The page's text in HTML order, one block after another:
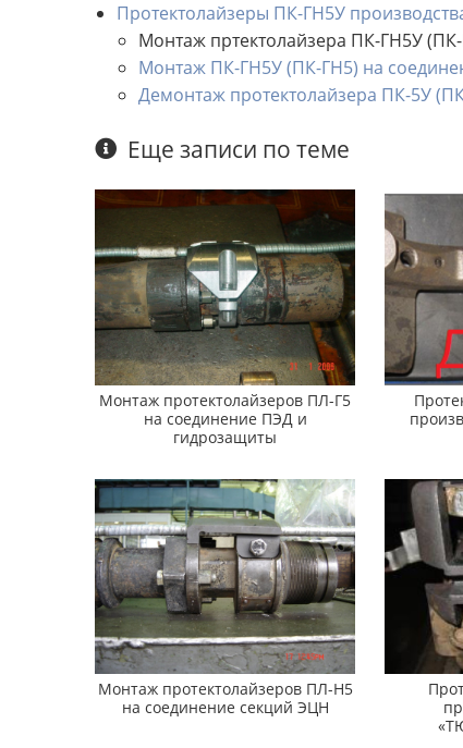
Протектолайзеры ПК-ГН5У
Монтаж пртектолайзера ПК-ГН5У
Монтаж ПК-ГН5У (ПК-ГН5) на
Демонтаж протектолайзера ПК-5У
Еще записи по теме
Монтаж протектолайзеров ПЛ-Г5
на соединение ПЭД и
гидрозащиты
Монтаж протектолайзеров ПЛ-Н5
на соединение секций ЭЦН